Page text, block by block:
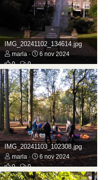
IMG_20241102_134614.jpg
marla
6 nov 2024
0
0
IMG_20241103_102308.jpg
marla
6 nov 2024
0
0